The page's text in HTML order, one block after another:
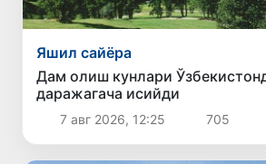
Яшил сайёра
Дам олиш кунлари
даражагача исийди
7 авг 2026, 12:25 705